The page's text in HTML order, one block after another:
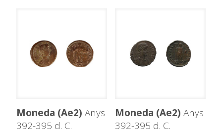
Moneda (Ae2) Anys
392-395 d. C.
Moneda (Ae2) Anys
392-395 d. C.